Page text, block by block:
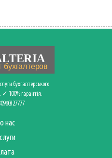
бухгалтерського
✓ 100% гарантія.
нас